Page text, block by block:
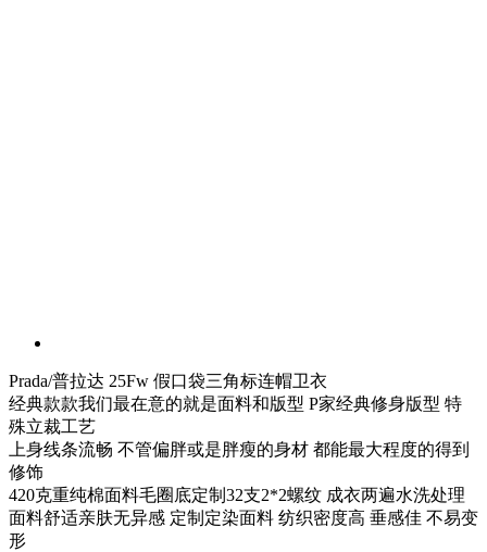
Prada/普拉达 25Fw 假口袋三角标连帽卫衣
经典款款我们最在意的就是面料和版型 P家经典修身版型 特
殊立裁工艺
上身线条流畅 不管偏胖或是胖瘦的身材 都能最大程度的得到
修饰
420克重纯棉面料毛圈底定制32支2*2螺纹 成衣两遍水洗处理
面料舒适亲肤无异感 定制定染面料 纺织密度高 垂感佳 不易变
形